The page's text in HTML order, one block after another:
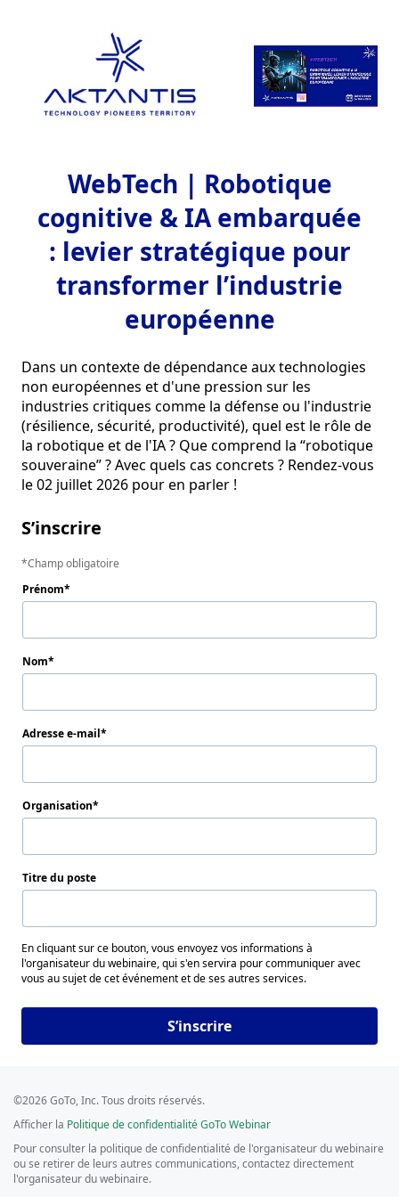
WebTech | Robotique
cognitive & IA embarquée
: levier stratégique pour
transformer l’industrie
européenne
Dans un contexte de dépendance aux technologies
non européennes et d'une pression sur les
industries critiques comme la défense ou l'industrie
(résilience, sécurité, productivité), quel est le rôle de
la robotique et de l'IA ? Que comprend la “robotique
souveraine” ? Avec quels cas concrets ? Rendez-vous
le 02 juillet 2026 pour en parler !
S’inscrire
Champ obligatoire
Prénom
Nom
Adresse e-mail
Organisation
Titre du poste
En cliquant sur ce bouton, vous envoyez vos informations à
l'organisateur du webinaire, qui s'en servira pour communiquer avec
vous au sujet de cet événement et de ses autres services.
S’inscrire
©2026 GoTo, Inc. Tous droits réservés.
Afficher la Politique de confidentialité GoTo Webinar
Pour consulter la politique de confidentialité de l'organisateur du webinaire
ou se retirer de leurs autres communications, contactez directement
l'organisateur du webinaire.